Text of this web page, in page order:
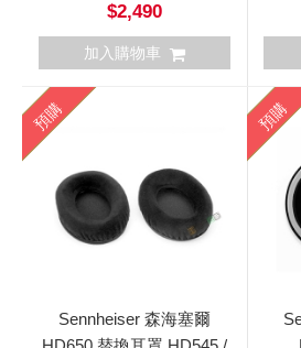
$2,490
加入購物車
預購
Sennheiser 森海塞爾
預購